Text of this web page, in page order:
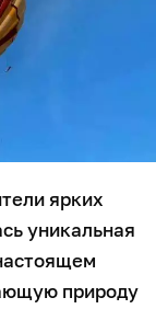
ярких
уникальная
природу